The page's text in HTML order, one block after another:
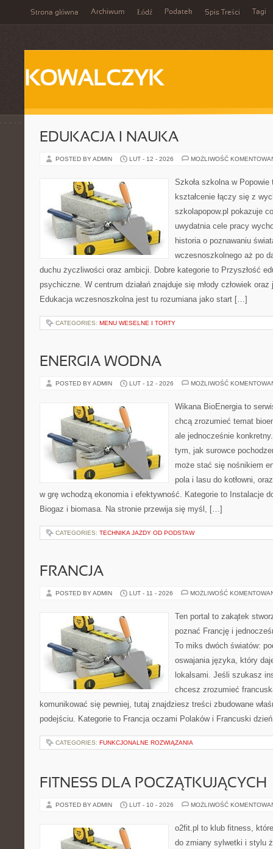
Strona główna Archiwum Łódź Podatek Spis Treści Tagi
KOWALCZYK
EDUKACJA I NAUKA
POSTED BY ADMIN LUT - 12 - 2026 MOŻLIWOŚĆ
Szkoła szkolna w
kształcenie łączy się z
szkolapopow.pl pokazuje
uwydatnia cele pracy
historia o poznawaniu
wczesnoszkolnego aż po
duchu życzliwości oraz ambicji. Dobre kategorie to Przyszłość
psychiczne. W centrum działań znajduje się młody człowiek
Edukacja wczesnoszkolna jest tu rozumiana jako start […]
CATEGORIES: MENU WESELNE I TORTY
ENERGIA WODNA
POSTED BY ADMIN LUT - 12 - 2026 MOŻLIWOŚĆ
Wikana BioEnergia to
chcą zrozumieć temat
ale jednocześnie
tym, jak surowce
może stać się nośnikiem
pola i lasu do kotłowni,
w grę wchodzą ekonomia i efektywność. Kategorie to Instalacje
Biogaz i biomasa. Na stronie przewija się myśl, […]
CATEGORIES: TECHNIKA JAZDY OD PODSTAW
FRANCJA
POSTED BY ADMIN LUT - 11 - 2026 MOŻLIWOŚĆ
Ten portal to zakątek
poznać Francję i
To miks dwóch światów:
oswajania języka, który
lokalsami. Jeśli szukasz
chcesz zrozumieć
komunikować się pewniej, tutaj znajdziesz treści zbudowane
podejściu. Kategorie to Francja oczami Polaków i Francuski
CATEGORIES: FUNKCJONALNE ROZWIĄZANIA
FITNESS DLA POCZĄTKUJĄCYCH
POSTED BY ADMIN LUT - 10 - 2026 MOŻLIWOŚĆ
o2fit.pl to klub fitness,
do zmiany sylwetki i stylu